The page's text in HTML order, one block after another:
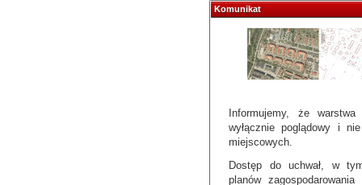
Komunikat